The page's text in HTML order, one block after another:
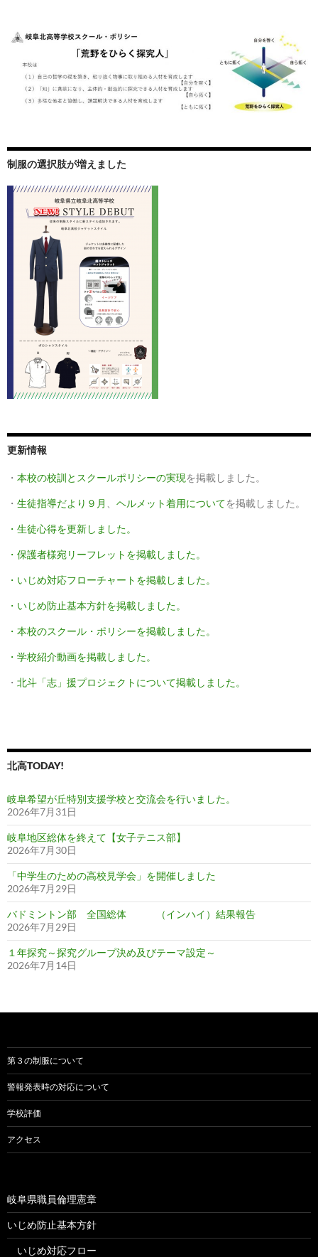
制服の選択肢が増えました
更新情報
・ 本校の校訓とスクールポリシーの実現を掲載しました。
・ 生徒指導だより９月 ヘルメット着用についてを掲載しました。
・生徒心得を更新しました。
・保護者様宛リーフレットを掲載しました。
・いじめ対応フローチャートを掲載しました。
・いじめ防止基本方針を掲載しました。
・本校のスクール・ポリシーを掲載しました。
・学校紹介動画を掲載しました。
・ 北斗「志」援プロジェクトについて掲載しました。
北高TODAY!
岐阜希望が丘特別支援学校と交流会を行いました。
2026年7月31日
岐阜地区総体を終えて【女子テニス部】
2026年7月30日
「中学生のための高校見学会」を開催しました
2026年7月29日
バドミントン部 全国総体 （インハイ）結果報告
2026年7月29日
１年探究～探究グループ決め及びテーマ設定～
2026年7月14日
第３の制服について
警報発表時の対応について
学校評価
アクセス
岐阜県職員倫理憲章
いじめ防止基本方針
いじめ対応フロー